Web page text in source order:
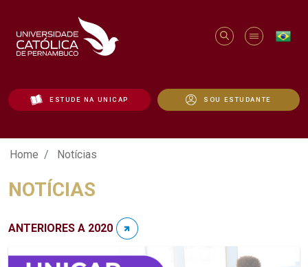
ESTUDE NA UNICAP SOU ESTUDANTE
Notícias - Unicap
Home Notícias
NOTÍCIAS
ANTERIORES A 2020